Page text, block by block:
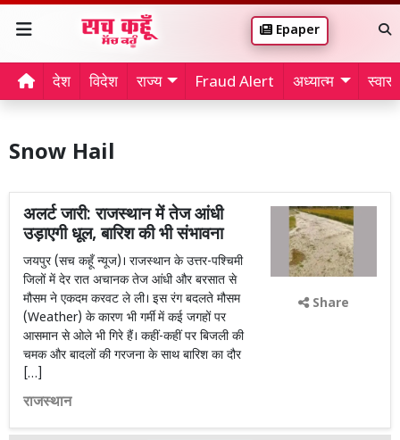
Epaper
देश विदेश राज्य Fraud Alert अध्यात्म
Snow Hail
अलर्ट जारी: राजस्थान में तेज आंधी
उड़ाएगी धूल, बारिश की भी संभावना
जयपुर (सच कहूँ न्यूज)। राजस्थान के उत्तर-पश्चिमी
जिलों में देर रात अचानक तेज आंधी और बरसात से
मौसम ने एकदम करवट ले ली। इस रंग बदलते मौसम
(Weather) के कारण भी गर्मी में कई जगहों पर
आसमान से ओले भी गिरे हैं। कहीं-कहीं पर बिजली की
चमक और बादलों की गरजना के साथ बारिश का दौर
[…]
राजस्थान
Share